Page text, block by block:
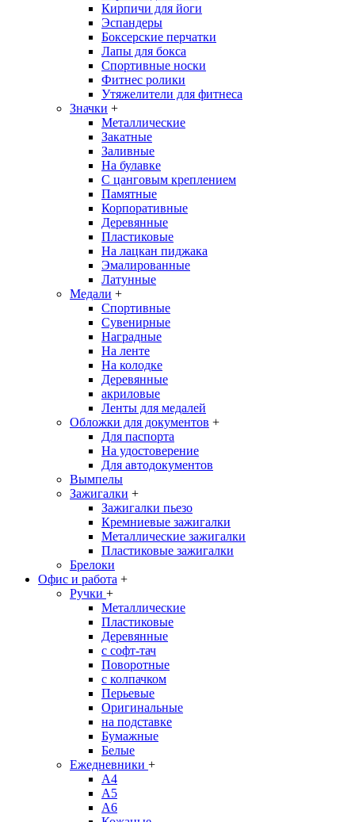
Кирпичи для йоги
Эспандеры
Боксерские перчатки
Лапы для бокса
Спортивные носки
Фитнес ролики
Утяжелители для фитнеса
Значки +
Металлические
Закатные
Заливные
На булавке
С цанговым креплением
Памятные
Корпоративные
Деревянные
Пластиковые
На лацкан пиджака
Эмалированные
Латунные
Медали +
Спортивные
Сувенирные
Наградные
На ленте
На колодке
Деревянные
акриловые
Ленты для медалей
Обложки для документов +
Для паспорта
На удостоверение
Для автодокументов
Вымпелы
Зажигалки +
Зажигалки пьезо
Кремниевые зажигалки
Металлические зажигалки
Пластиковые зажигалки
Брелоки
Офис и работа +
Ручки +
Металлические
Пластиковые
Деревянные
с софт-тач
Поворотные
с колпачком
Перьевые
Оригинальные
на подставке
Бумажные
Белые
Ежедневники +
A4
A5
A6